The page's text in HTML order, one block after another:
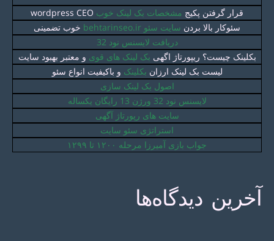
قرار گرفتن پکیج مشخصات بک لینک خوب
سئوکار بالا بردن سایت سئو behtarinseo.ir
خوب تضمینی
دریافت لایسنس نود 32
بکلینک چیست؟ ریپورتاژ اگهی بک لینک های قوی و معتبر بهبود سایت
لیست بک لینک ارزان بکلینک و باکیفیت انواع سئو
اصول بک لینک سازی
لایسنس نود 32 ورژن 13 رایگان یکساله
سایت های رپورتاژ آگهی
استراتژی سئو سایت
جواب بازی آمیرزا مرحله ۱۲۰۰ تا ۱۲۹۹
آخرین دیدگاه‌ها